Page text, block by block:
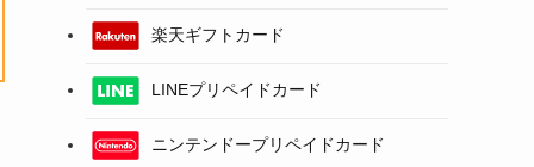
楽天ギフトカード
LINEプリペイドカード
ニンテンドープリペイドカード